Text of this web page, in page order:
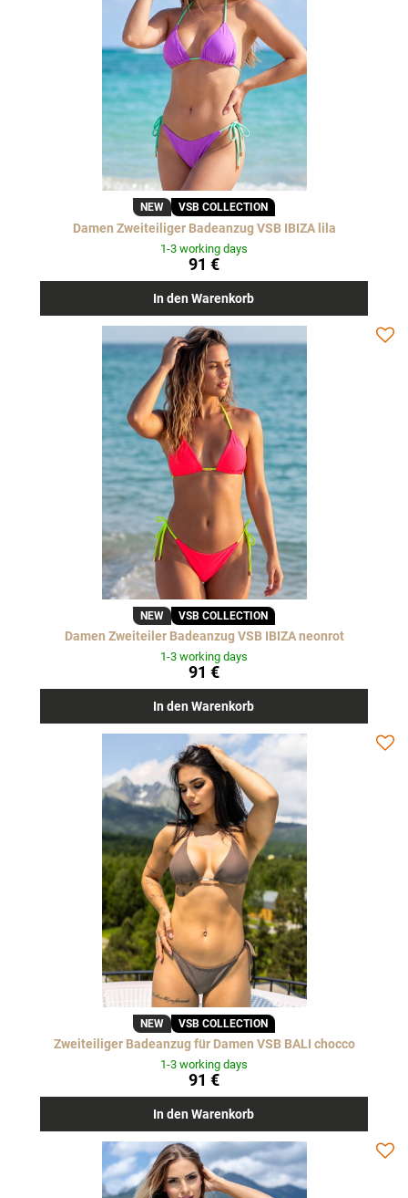
NEW VSB COLLECTION
Damen Zweiteiliger Badeanzug VSB IBIZA lila
1-3 working days
91 €
In den Warenkorb
NEW VSB COLLECTION
Damen Zweiteiler Badeanzug VSB IBIZA neonrot
1-3 working days
91 €
In den Warenkorb
NEW VSB COLLECTION
Zweiteiliger Badeanzug für Damen VSB BALI chocco
1-3 working days
91 €
In den Warenkorb